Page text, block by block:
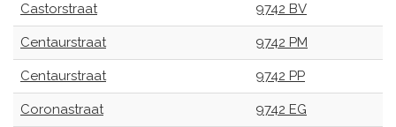
Castorstraat 9742 BV
Centaurstraat 9742 PM
Centaurstraat 9742 PP
Coronastraat 9742 EG